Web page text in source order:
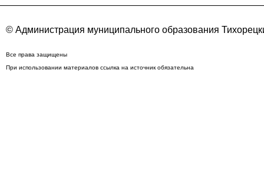
© Администрация муниципального образования
Все права защищены
При использовании материалов ссылка на источник обязательна